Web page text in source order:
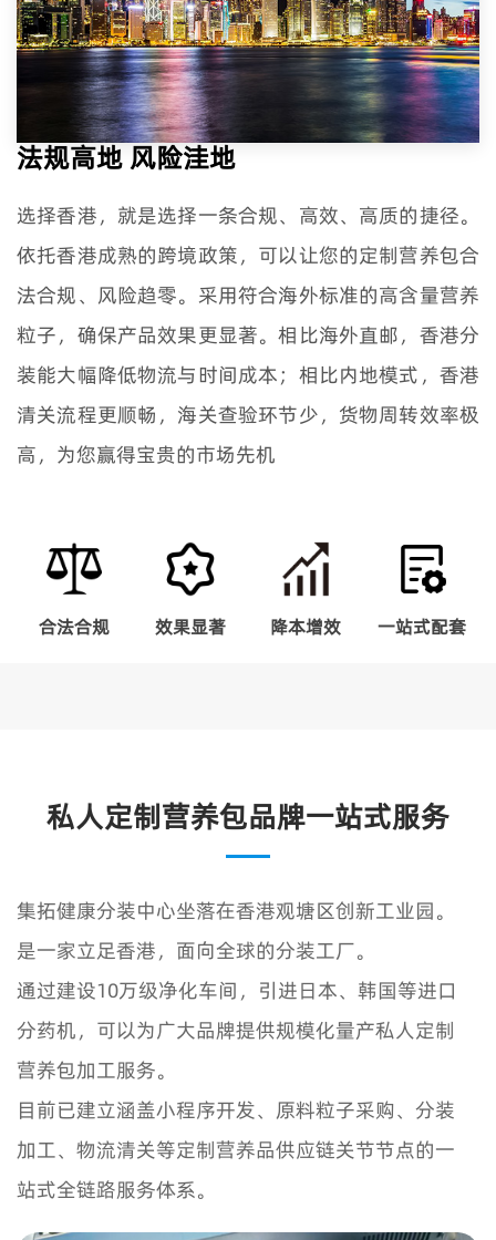
法规高地 风险洼地
选择香港，就是选择一条合规、高效、高质的捷径。
依托香港成熟的跨境政策，可以让您的定制营养包合
法合规、风险趋零。采用符合海外标准的高含量营养
粒子，确保产品效果更显著。相比海外直邮，香港分
装能大幅降低物流与时间成本；相比内地模式，香港
清关流程更顺畅，海关查验环节少，货物周转效率极
高，为您赢得宝贵的市场先机
合法合规 效果显著 降本增效 一站式配套
私人定制营养包品牌一站式服务
集拓健康分装中心坐落在香港观塘区创新工业园。
是一家立足香港，面向全球的分装工厂。
通过建设10万级净化车间，引进日本、韩国等进口
分药机，可以为广大品牌提供规模化量产私人定制
营养包加工服务。
目前已建立涵盖小程序开发、原料粒子采购、分装
加工、物流清关等定制营养品供应链关节节点的一
站式全链路服务体系。